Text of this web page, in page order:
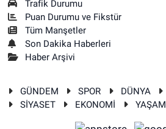
Trafik Durumu
Puan Durumu ve Fikstür
Tüm Manşetler
Son Dakika Haberleri
Haber Arşivi
GÜNDEM SPOR DÜNYA
SİYASET
EKONOMİ YAŞAM